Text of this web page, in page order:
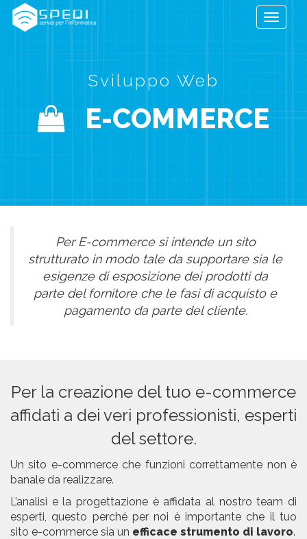
Toggle
Sviluppo Web
E-COMMERCE
Per E-commerce si intende un sito
strutturato in modo tale da supportare sia le
esigenze di esposizione dei prodotti da
parte del fornitore che le fasi di acquisto e
pagamento da parte del cliente.
Per la creazione del tuo e-commerce
affidati a dei veri professionisti, esperti
del settore.
Un sito e-commerce che funzioni correttamente non è
banale da realizzare.
L’analisi e la progettazione è affidata al nostro team di
esperti, questo perché per noi è importante che il tuo
sito e-commerce sia un efficace strumento di lavoro.